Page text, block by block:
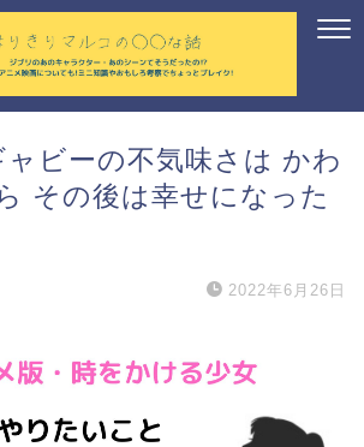
ビーの不気味さは かわ
その後は幸せになった
2022年6月26日